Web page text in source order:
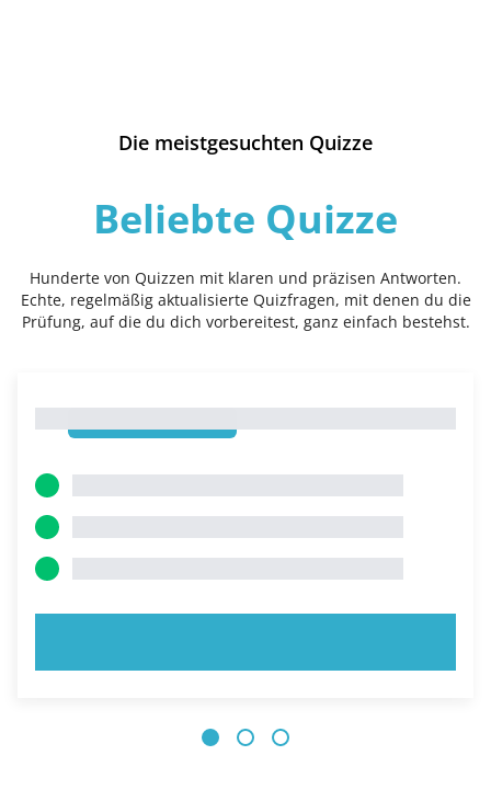
Die meistgesuchten Quizze
Beliebte Quizze
Hunderte von Quizzen mit klaren und präzisen Antworten.
Echte, regelmäßig aktualisierte Quizfragen, mit denen du die
Prüfung, auf die du dich vorbereitest, ganz einfach bestehst.